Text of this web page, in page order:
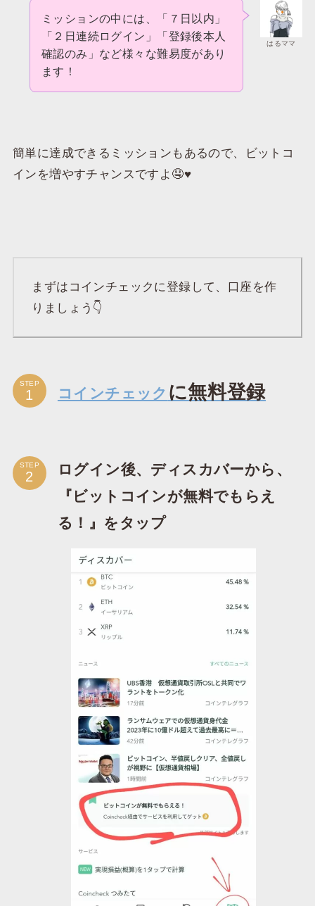
はるママ
ミッションの中には、「７日以内」
「２日連続ログイン」「登録後本人
確認のみ」など様々な難易度があり
ます！
簡単に達成できるミッションもあるので、ビットコ
インを増やすチャンスですよ🤤♥️
まずはコインチェックに登録して、口座を作
りましょう👇
STEP
コインチェック に無料登録
STEP
ログイン後、ディスカバーから、
『ビットコインが無料でもらえ
る！』をタップ